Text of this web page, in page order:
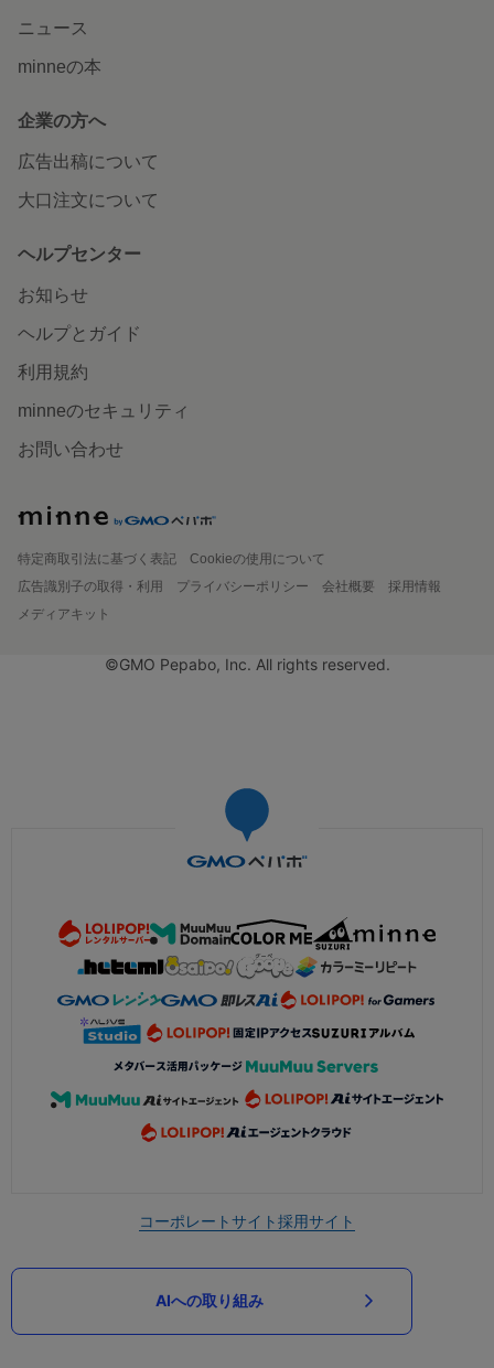
ニュース
minneの本
企業の方へ
広告出稿について
大口注文について
ヘルプセンター
お知らせ
ヘルプとガイド
利用規約
minneのセキュリティ
お問い合わせ
特定商取引法に基づく表記
Cookieの使用について
広告識別子の取得・利用
プライバシーポリシー 会社概要
採用情報
メディアキット
©GMO Pepabo, Inc. All rights reserved.
コーポレートサイト採用サイト
AIへの取り組み